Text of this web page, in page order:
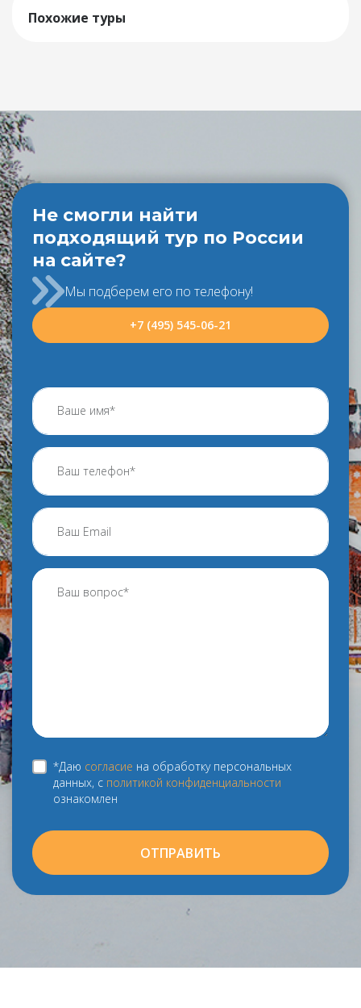
Похожие туры
Не смогли найти
подходящий тур по России
на сайте?
Мы подберем его по телефону!
+7 (495) 545-06-21
*Даю согласие на обработку персональных
данных, с политикой конфиденциальности
ознакомлен
ОТПРАВИТЬ